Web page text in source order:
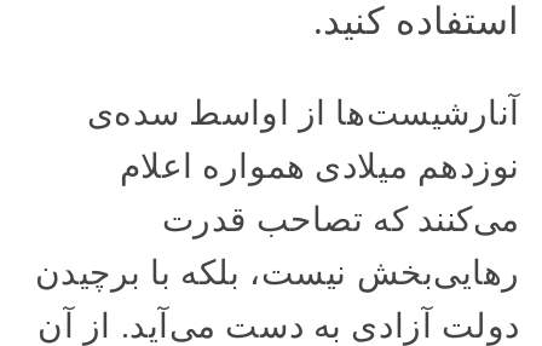
استفاده کنید.
آنارشیست‌ها از اواسط سده‌ی
نوزدهم میلادی همواره اعلام
می‌کنند که تصاحب قدرت
رهایی‌بخش نیست، بلکه با برچیدن
دولت آزادی به دست می‌آید. از آن